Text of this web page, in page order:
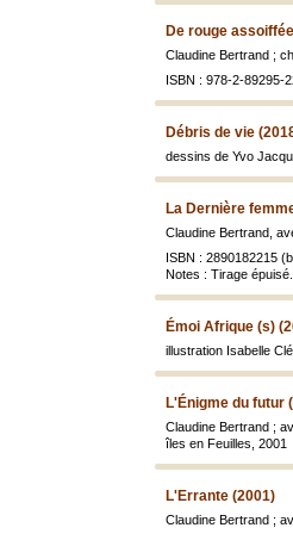
De rouge
Claudine Bertrand ;
ISBN : 978-2-89295-
Débris de vie
dessins de Yvo
La Dernière
Claudine Bertrand,
ISBN : 2890182215
Notes : Tirage
Émoi Afrique (s)
illustration Isabelle
L'Énigme du futur
Claudine Bertrand ;
îles en Feuilles, 2001
L'Errante (2001)
Claudine Bertrand ;